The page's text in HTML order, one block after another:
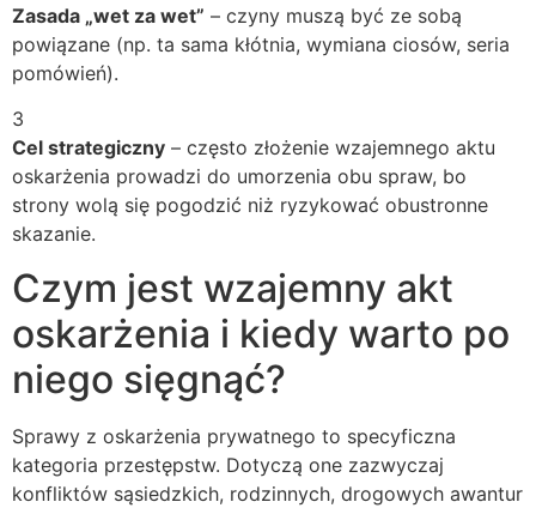
Zasada „wet za wet” – czyny muszą być ze sobą
powiązane (np. ta sama kłótnia, wymiana ciosów, seria
pomówień).
3
Cel strategiczny – często złożenie wzajemnego aktu
oskarżenia prowadzi do umorzenia obu spraw, bo
strony wolą się pogodzić niż ryzykować obustronne
skazanie.
Czym jest wzajemny akt
oskarżenia i kiedy warto po
niego sięgnąć?
Sprawy z oskarżenia prywatnego to specyficzna
kategoria przestępstw. Dotyczą one zazwyczaj
konfliktów sąsiedzkich, rodzinnych, drogowych awantur